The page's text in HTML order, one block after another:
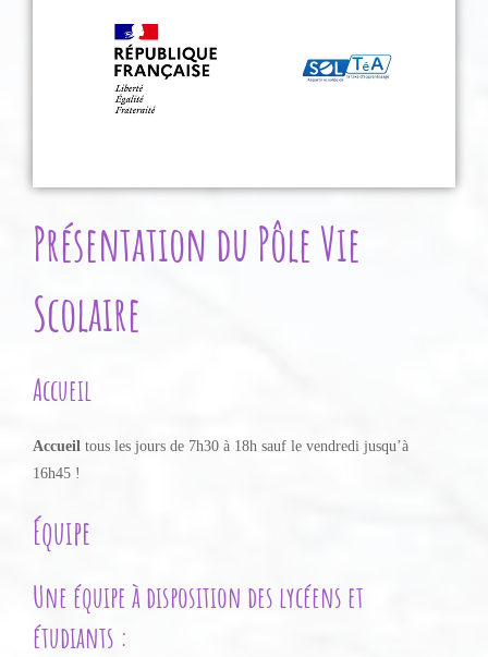
Présentation du Pôle Vie
Scolaire
Accueil
Accueil tous les jours de 7h30 à 18h sauf le vendredi jusqu’à
16h45 !
Équipe
Une équipe à disposition des lycéens et
étudiants :